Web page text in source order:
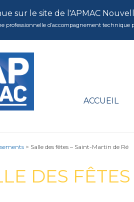
sur le site de l'APMAC
professionnelle d’accompagnement technique
ACCUEIL
> Salle des fêtes – Saint-Martin de Ré
DES